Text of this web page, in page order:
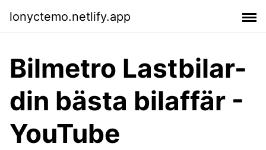
lonyctemo.netlify.app
Bilmetro Lastbilar-
din bästa bilaffär -
YouTube